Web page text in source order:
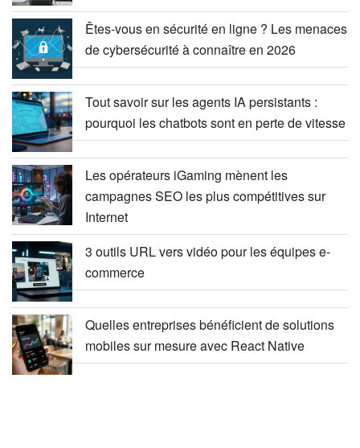
Êtes-vous en sécurité en ligne ? Les menaces
de cybersécurité à connaître en 2026
Tout savoir sur les agents IA persistants :
pourquoi les chatbots sont en perte de vitesse
Les opérateurs iGaming mènent les
campagnes SEO les plus compétitives sur
Internet
3 outils URL vers vidéo pour les équipes e-
commerce
Quelles entreprises bénéficient de solutions
mobiles sur mesure avec React Native